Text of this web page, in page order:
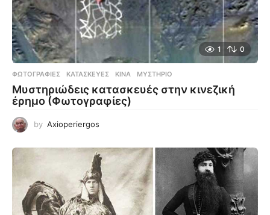
1 0
ΦΩΤΟΓΡΑΦΊΕΣ ΚΑΤΑΣΚΕΥΈΣ ,ΚΊΝΑ ,ΜΥΣΤΉΡΙΟ
Μυστηριώδεις κατασκευές στην κινεζική
έρημο (Φωτογραφίες)
by Axioperiergos